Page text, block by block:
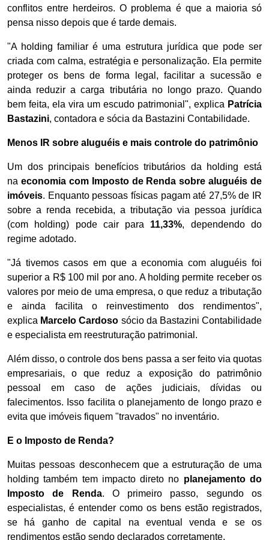
conflitos entre herdeiros. O problema é que a maioria só
pensa nisso depois que é tarde demais.
"A holding familiar é uma estrutura jurídica que pode ser
criada com calma, estratégia e personalização. Ela permite
proteger os bens de forma legal, facilitar a sucessão e
ainda reduzir a carga tributária no longo prazo. Quando
bem feita, ela vira um escudo patrimonial", explica Patrícia
Bastazini, contadora e sócia da Bastazini Contabilidade.
Menos IR sobre aluguéis e mais controle do patrimônio
Um dos principais benefícios tributários da holding está
na economia com Imposto de Renda sobre aluguéis de
imóveis. Enquanto pessoas físicas pagam até 27,5% de IR
sobre a renda recebida, a tributação via pessoa jurídica
(com holding) pode cair para 11,33%, dependendo do
regime adotado.
"Já tivemos casos em que a economia com aluguéis foi
superior a R$ 100 mil por ano. A holding permite receber os
valores por meio de uma empresa, o que reduz a tributação
e ainda facilita o reinvestimento dos rendimentos",
explica Marcelo Cardoso sócio da Bastazini Contabilidade
e especialista em reestruturação patrimonial.
Além disso, o controle dos bens passa a ser feito via quotas
empresariais, o que reduz a exposição do patrimônio
pessoal em caso de ações judiciais, dívidas ou
falecimentos. Isso facilita o planejamento de longo prazo e
evita que imóveis fiquem "travados" no inventário.
E o Imposto de Renda?
Muitas pessoas desconhecem que a estruturação de uma
holding também tem impacto direto no planejamento do
Imposto de Renda. O primeiro passo, segundo os
especialistas, é entender como os bens estão registrados,
se há ganho de capital na eventual venda e se os
rendimentos estão sendo declarados corretamente.